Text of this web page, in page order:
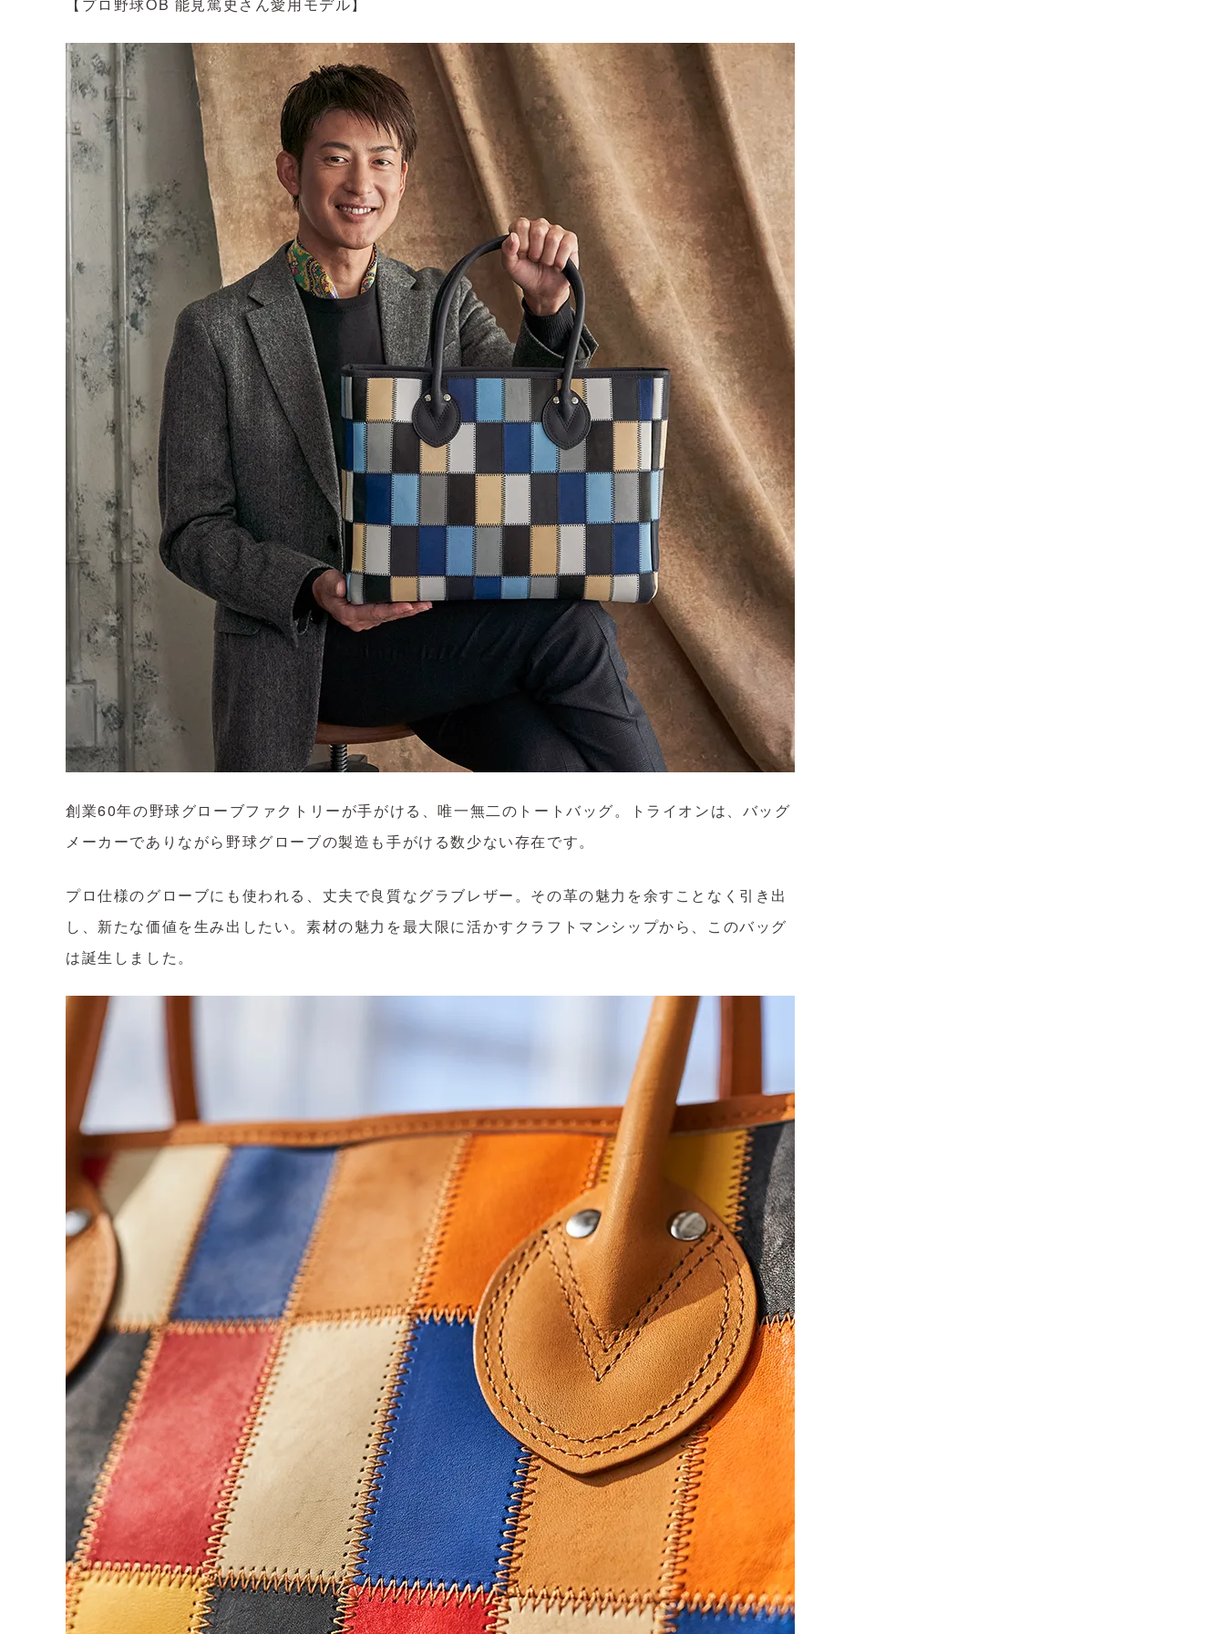
創業60年の野球グローブファクトリーが手がける、唯一無二のトートバッグ。トライオンは、バッグ
メーカーでありながら野球グローブの製造も手がける数少ない存在です。
プロ仕様のグローブにも使われる、丈夫で良質なグラブレザー。その革の魅力を余すことなく引き出
し、新たな価値を生み出したい。素材の魅力を最大限に活かすクラフトマンシップから、このバッグ
は誕生しました。